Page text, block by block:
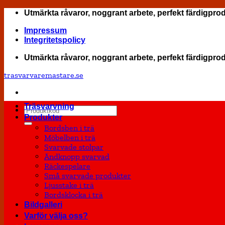
Skip
content
Utmärkta råvaror, noggrant arbete, perfekt
Impressum
Integritetspolicy
Utmärkta råvaror, noggrant arbete, perfekt
trasvarvaremastare.se
Sök
efter:
Träsvarvning
Produkter
Bordsben i trä
Möbelben i trä
Svarvade stolpar
Ändknopp svarvad
Räckespelare
Små svarvade produkter
Ljusstake i trä
Bordsklocka i trä
Bildgalleri
Varför välja oss?